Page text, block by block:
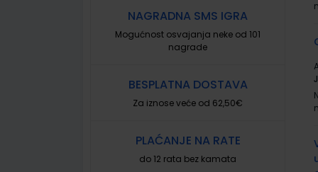
NAGRADNA SMS IGRA
Mogućnost osvajanja neke od 101
nagrade
BESPLATNA DOSTAVA
Za iznose veće od 62,50€
PLAĆANJE NA RATE
do 12 rata bez kamata